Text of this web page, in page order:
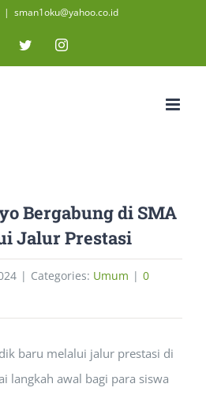
| sman1oku@yahoo.co.id
FacebookTwitterInstagram
Bergabung di SMA
Jalur Prestasi
| Categories: Umum | 0
baru melalui jalur prestasi di
langkah awal bagi para siswa